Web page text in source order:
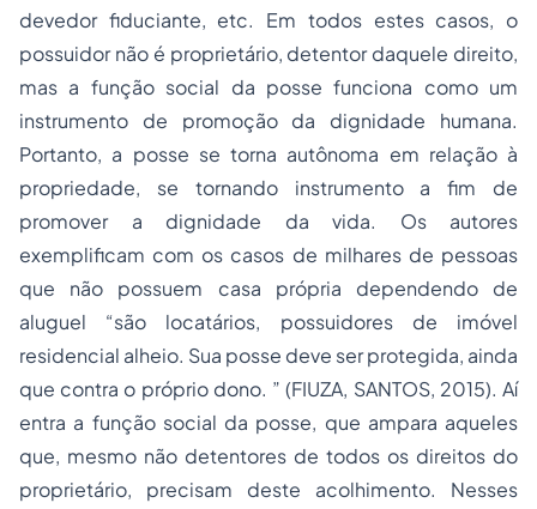
devedor fiduciante, etc. Em todos estes casos, o
possuidor não é proprietário, detentor daquele direito,
mas a função social da posse funciona como um
instrumento de promoção da dignidade humana.
Portanto, a posse se torna autônoma em relação à
propriedade, se tornando instrumento a fim de
promover a dignidade da vida. Os autores
exemplificam com os casos de milhares de pessoas
que não possuem casa própria dependendo de
aluguel “são locatários, possuidores de imóvel
residencial alheio. Sua posse deve ser protegida, ainda
que contra o próprio dono. ” (FIUZA, SANTOS, 2015). Aí
entra a função social da posse, que ampara aqueles
que, mesmo não detentores de todos os direitos do
proprietário, precisam deste acolhimento. Nesses